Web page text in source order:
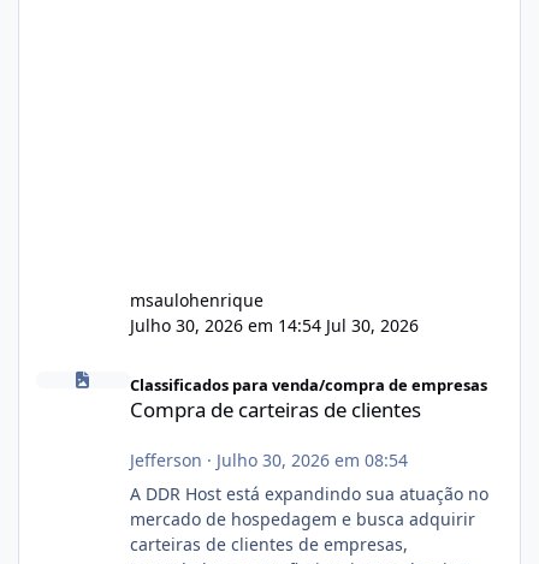
msaulohenrique
Julho 30, 2026 em 14:54 Jul 30, 2026
Compra de carteiras de clientes
Classificados para venda/compra de empresas
Compra de carteiras de clientes
Jefferson · Julho 30, 2026 em 08:54
A DDR Host está expandindo sua atuação no
mercado de hospedagem e busca adquirir
carteiras de clientes de empresas,